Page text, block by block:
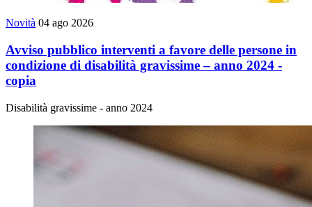
Novità 04 ago 2026
Avviso pubblico interventi a favore delle persone in
condizione di disabilità gravissime – anno 2024 -
copia
Disabilità gravissime - anno 2024